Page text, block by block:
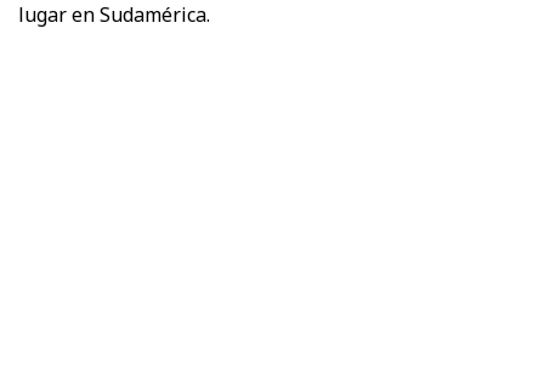
lugar en Sudamérica.